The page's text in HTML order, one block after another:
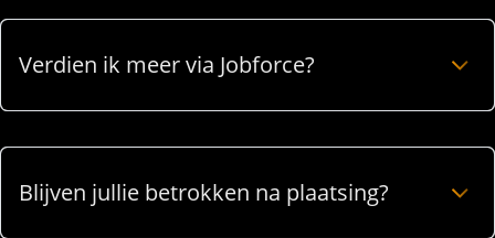
Verdien ik meer via Jobforce?
Blijven jullie betrokken na plaatsing?